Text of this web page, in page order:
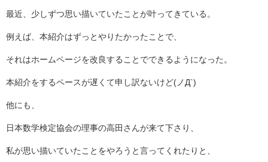
最近、少しずつ思い描いていたことが叶ってきている。
例えば、本紹介はずっとやりたかったことで、
それはホームページを改良することでできるようになった。
本紹介をするペースが遅くて申し訳ないけど(ノД`)
他にも、
日本数学検定協会の理事の高田さんが来て下さり、
私が思い描いていたことをやろうと言ってくれたりと、